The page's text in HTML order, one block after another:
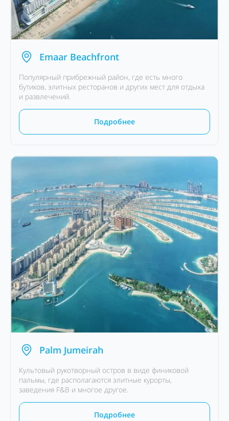
Emaar Beachfront
Популярный прибрежный район, где есть много
бутиков, элитных ресторанов и других мест для отдыха
и развлечений.
Подробнее
Palm Jumeirah
Культовый рукотворный остров в виде финиковой
пальмы, где располагаются элитные курорты,
заведения F&B и многое другое.
Подробнее